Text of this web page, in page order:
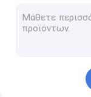
Πλέγμα